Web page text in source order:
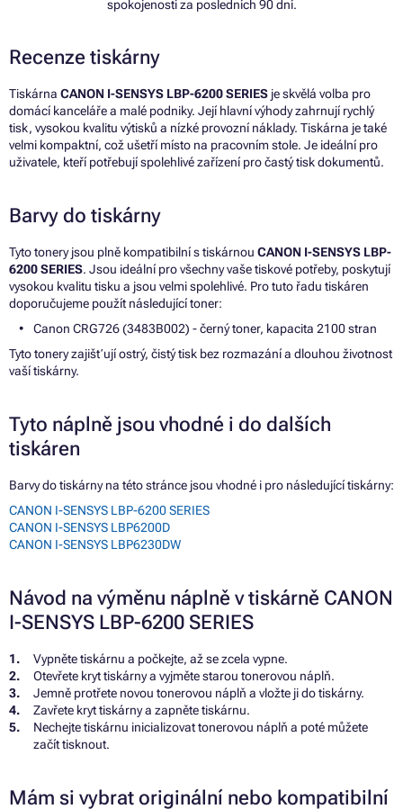
spokojenosti za posledních 90 dní.
Recenze tiskárny
Tiskárna CANON I-SENSYS LBP-6200 SERIES je skvělá volba pro
domácí kanceláře a malé podniky. Její hlavní výhody zahrnují rychlý
tisk, vysokou kvalitu výtisků a nízké provozní náklady. Tiskárna je také
velmi kompaktní, což ušetří místo na pracovním stole. Je ideální pro
uživatele, kteří potřebují spolehlivé zařízení pro častý tisk dokumentů.
Barvy do tiskárny
Tyto tonery jsou plně kompatibilní s tiskárnou CANON I-SENSYS LBP-
6200 SERIES. Jsou ideální pro všechny vaše tiskové potřeby, poskytují
vysokou kvalitu tisku a jsou velmi spolehlivé. Pro tuto řadu tiskáren
doporučujeme použít následující toner:
Canon CRG726 (3483B002) - černý toner, kapacita 2100 stran
Tyto tonery zajišťují ostrý, čistý tisk bez rozmazání a dlouhou životnost
vaší tiskárny.
Tyto náplně jsou vhodné i do dalších
tiskáren
Barvy do tiskárny na této stránce jsou vhodné i pro následující tiskárny:
CANON I-SENSYS LBP-6200 SERIES
CANON I-SENSYS LBP6200D
CANON I-SENSYS LBP6230DW
Návod na výměnu náplně v tiskárně CANON
I-SENSYS LBP-6200 SERIES
Vypněte tiskárnu a počkejte, až se zcela vypne.
Otevřete kryt tiskárny a vyjměte starou tonerovou náplň.
Jemně protřete novou tonerovou náplň a vložte ji do tiskárny.
Zavřete kryt tiskárny a zapněte tiskárnu.
Nechejte tiskárnu inicializovat tonerovou náplň a poté můžete
začít tisknout.
Mám si vybrat originální nebo kompatibilní